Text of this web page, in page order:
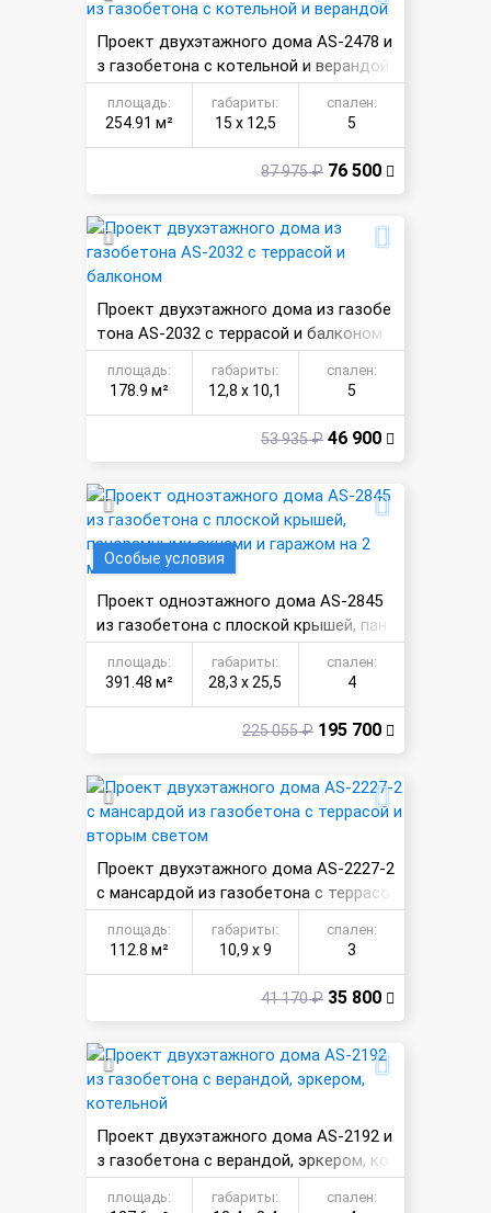
Проект двухэтажного дома AS-2478 и
з газобетона с котельной и верандой
площадь:
254.91 м²
габариты:
15 х 12,5
спален:
5
87 975 ₽ 76 500
Проект двухэтажного дома из газобе
тона AS-2032 с террасой и балконом
площадь:
178.9 м²
габариты:
12,8 х 10,1
спален:
5
53 935 ₽ 46 900
Особые условия
Проект одноэтажного дома AS-2845
из газобетона с плоской крышей, пан
орамными окнами и гаражом на 2 маш
ины
площадь:
391.48 м²
габариты:
28,3 х 25,5
спален:
4
225 055 ₽ 195 700
Проект двухэтажного дома AS-2227-2
с мансардой из газобетона с террасо
й и вторым светом
площадь:
112.8 м²
габариты:
10,9 х 9
спален:
3
41 170 ₽ 35 800
Проект двухэтажного дома AS-2192 и
з газобетона с верандой, эркером, ко
тельной
площадь: габариты: спален: